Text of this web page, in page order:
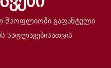
მსოფლიოში გაფანტული
საფლავებისათვის